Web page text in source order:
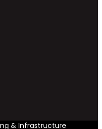
& Infrastructure